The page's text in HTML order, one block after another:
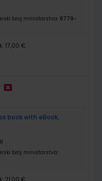
broj ministarstva: 6779-
17,00 €
book with eBook,
broj ministarstva:
21,00 €